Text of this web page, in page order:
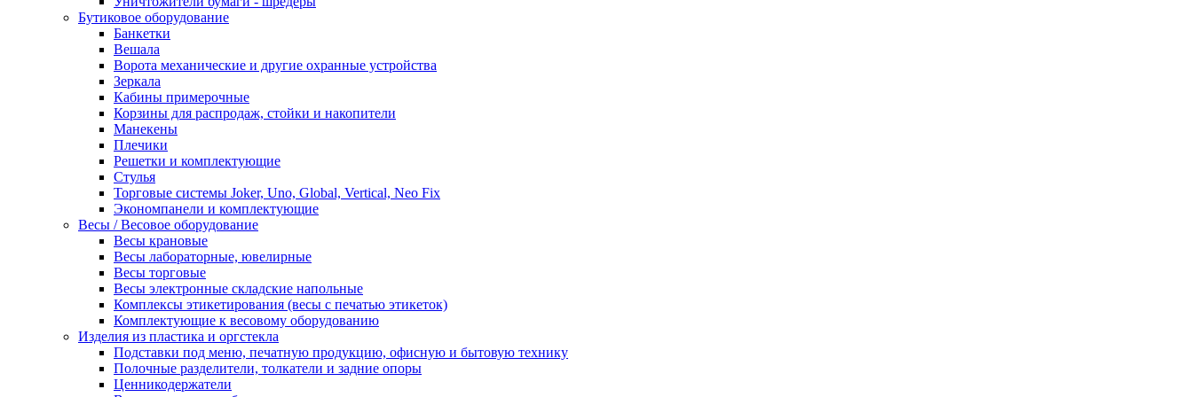
Бутиковое оборудование
Банкетки
Вешала
Ворота механические и другие охранные устройства
Зеркала
Кабины примерочные
Корзины для распродаж, стойки и накопители
Манекены
Плечики
Решетки и комплектующие
Стулья
Торговые системы Joker, Uno, Global, Vertical, Neo Fix
Экономпанели и комплектующие
Весы / Весовое оборудование
Весы крановые
Весы лабораторные, ювелирные
Весы торговые
Весы электронные складские напольные
Комплексы этикетирования (весы с печатью этикеток)
Комплектующие к весовому оборудованию
Изделия из пластика и оргстекла
Подставки под меню, печатную продукцию, офисную и бытовую технику
Полочные разделители, толкатели и задние опоры
Ценникодержатели